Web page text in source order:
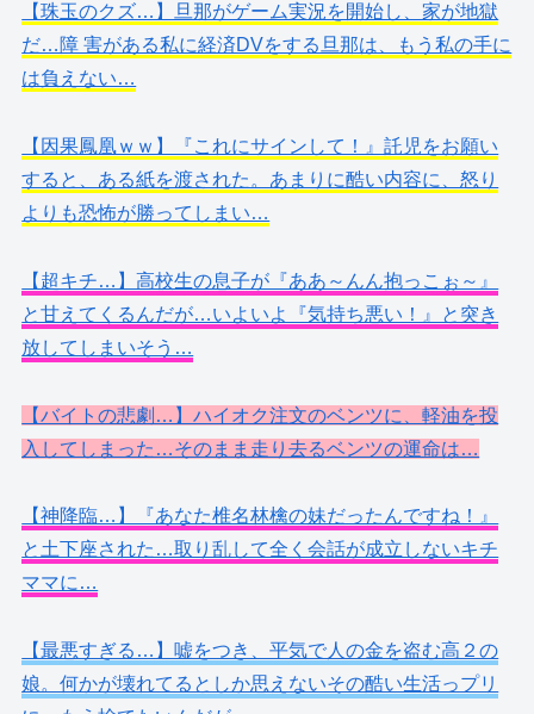
【珠玉のクズ…】旦那がゲーム実況を開始し、家が地獄
だ…障 害がある私に経済DVをする旦那は、もう私の手に
は負えない…
【因果鳳凰ｗｗ】『これにサインして！』託児をお願い
すると、ある紙を渡された。あまりに酷い内容に、怒り
よりも恐怖が勝ってしまい…
【超キチ…】高校生の息子が『ああ～んん抱っこぉ～』
と甘えてくるんだが…いよいよ『気持ち悪い！』と突き
放してしまいそう…
【バイトの悲劇…】ハイオク注文のベンツに、軽油を投
入してしまった…そのまま走り去るベンツの運命は…
【神降臨…】『あなた椎名林檎の妹だったんですね！』
と土下座された…取り乱して全く会話が成立しないキチ
ママに…
【最悪すぎる…】嘘をつき、平気で人の金を盗む高２の
娘。何かが壊れてるとしか思えないその酷い生活っプリ